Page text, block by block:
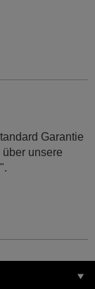
Garantie
unsere